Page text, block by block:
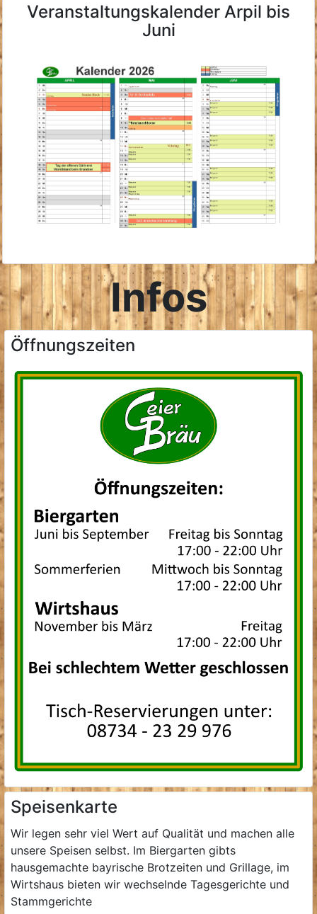
Veranstaltungskalender Arpil bis
Juni
Infos
Öffnungszeiten
Speisenkarte
Wir legen sehr viel Wert auf Qualität und machen alle
unsere Speisen selbst. Im Biergarten gibts
hausgemachte bayrische Brotzeiten und Grillage, im
Wirtshaus bieten wir wechselnde Tagesgerichte und
Stammgerichte